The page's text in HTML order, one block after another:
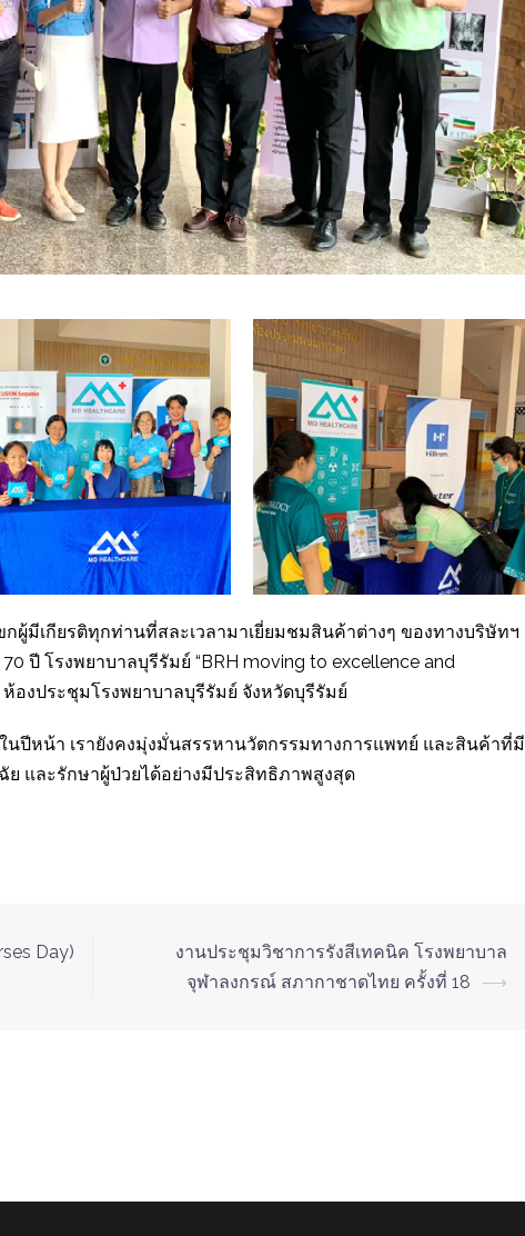
มีเกียรติทุกท่านที่สละเวลามาเยี่ยมชมสินค้าต่างๆ ของทางบริษัทฯ
ปี โรงพยาบาลบุรีรัมย์ “BRH moving to excellence and
องประชุมโรงพยาบาลบุรีรัมย์ จังหวัดบุรีรัมย์
นปีหน้า เรายังคงมุ่งมั่นสรรหานวัตกรรมทางการแพทย์ และสินค้าที่มี
และรักษาผู้ป่วยได้อย่างมีประสิทธิภาพสูงสุด
Day)
งานประชุมวิชาการรังสีเทคนิค โรงพยาบาล
จุฬาลงกรณ์ สภากาชาดไทย ครั้งที่ 18
⟶